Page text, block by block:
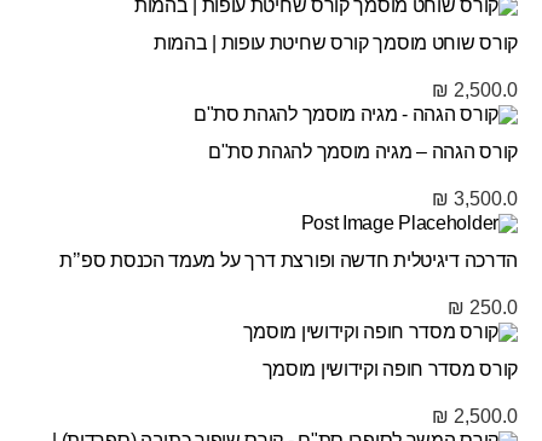
קורס שוחט מוסמך קורס שחיטת עופות | בהמות
2,500.0
₪
קורס הגהה – מגיה מוסמך להגהת סת"ם
3,500.0
₪
הדרכה דיגיטלית חדשה ופורצת דרך על מעמד הכנסת ספ’’ת
250.0
₪
קורס מסדר חופה וקידושין מוסמך
2,500.0
₪